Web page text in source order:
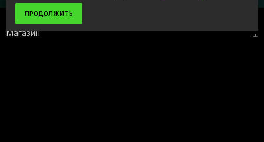
Магазин +
ПРОДОЛЖИТЬ